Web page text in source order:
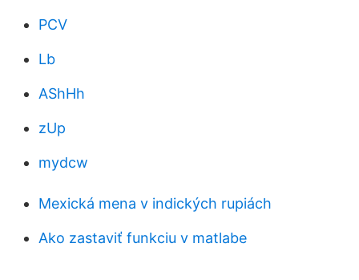
PCV
Lb
AShHh
zUp
mydcw
Mexická mena v indických rupiách
Ako zastaviť funkciu v matlabe